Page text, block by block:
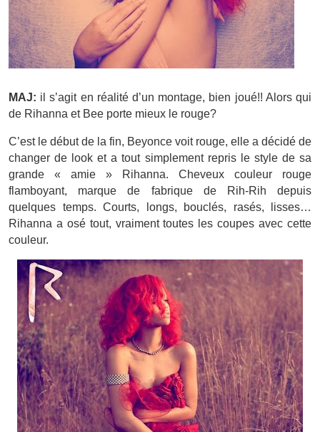
MAJ: il s’agit en réalité d’un montage, bien joué!! Alors qui
de Rihanna et Bee porte mieux le rouge?
C’est le début de la fin, Beyonce voit rouge, elle a décidé de
changer de look et a tout simplement repris le style de sa
grande « amie » Rihanna. Cheveux couleur rouge
flamboyant, marque de fabrique de Rih-Rih depuis
quelques temps. Courts, longs, bouclés, rasés, lisses…
Rihanna a osé tout, vraiment toutes les coupes avec cette
couleur.